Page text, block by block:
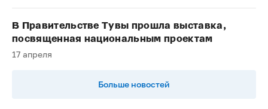
В Правительстве Тувы прошла выставка,
посвященная национальным проектам
17 апреля
Больше новостей